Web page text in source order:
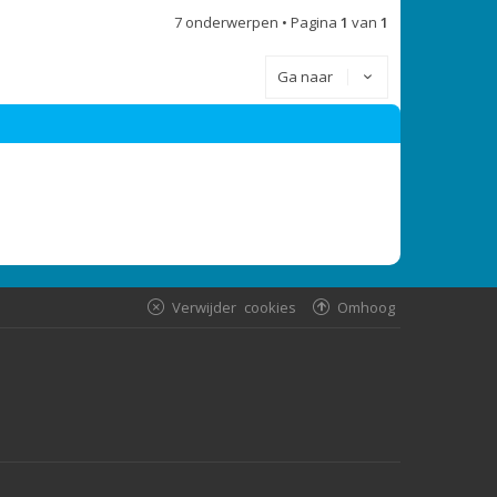
7 onderwerpen • Pagina 1 van 1
Ga naar
Omhoog
Verwijder cookies